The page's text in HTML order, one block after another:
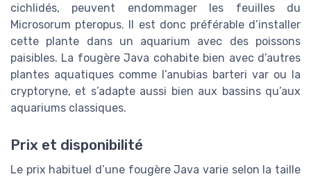
cichlidés, peuvent endommager les feuilles du
Microsorum pteropus. Il est donc préférable d’installer
cette plante dans un aquarium avec des poissons
paisibles. La fougère Java cohabite bien avec d’autres
plantes aquatiques comme l’anubias barteri var ou la
cryptoryne, et s’adapte aussi bien aux bassins qu’aux
aquariums classiques.
Prix et disponibilité
Le prix habituel d’une fougère Java varie selon la taille